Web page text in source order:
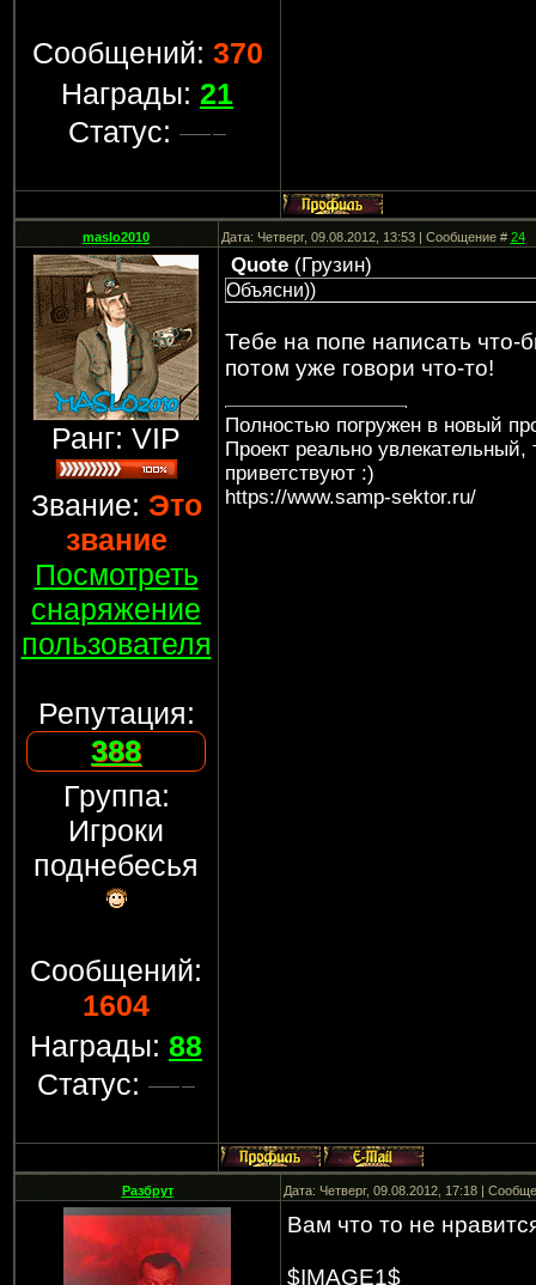
Сообщений: 370
Награды: 21
Статус:
maslo2010 Дата: Четверг, 09.08.2012, 13:53 | Сообщение #24
Ранг: VIP
Звание: Это
звание
Посмотреть
снаряжение
пользователя
Репутация:
388
Группа:
Игроки
поднебесья
Сообщений:
1604
Награды: 88
Статус:
Quote(Грузин)
Объясни))
Тебе на попе написать
потом уже говори что-то!
Полностью погружен в новый
Проект реально
приветствуют :)
https://www.samp-sektor.ru/
Разбрут Дата: Четверг, 09.08.2012, 17:18 |
Вам что то не
$IMAGE1$